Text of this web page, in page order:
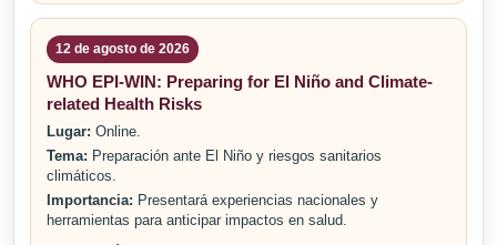
12 de agosto de 2026
WHO EPI-WIN: Preparing for El Niño and Climate-
related Health Risks
Lugar: Online.
Tema: Preparación ante El Niño y riesgos sanitarios
climáticos.
Importancia: Presentará experiencias nacionales y
herramientas para anticipar impactos en salud.